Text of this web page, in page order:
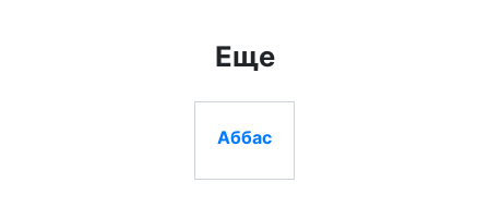
Еще
Аббас